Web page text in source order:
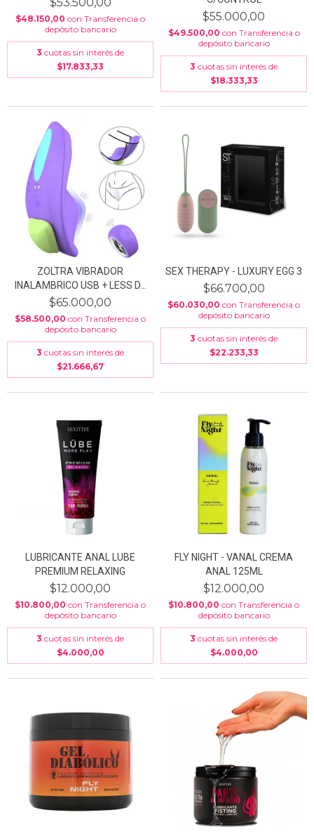
$53.500,00
$48.150,00 con Transferencia o
depósito bancario
3 cuotas sin interés de
$17.833,33
$55.000,00
$49.500,00 con Transferencia o
depósito bancario
3 cuotas sin interés de
$18.333,33
ZOLTRA VIBRADOR
INALAMBRICO USB + LESS D...
$65.000,00
$58.500,00 con Transferencia o
depósito bancario
3 cuotas sin interés de
$21.666,67
SEX THERAPY - LUXURY EGG 3
$66.700,00
$60.030,00 con Transferencia o
depósito bancario
3 cuotas sin interés de
$22.233,33
LUBRICANTE ANAL LUBE
PREMIUM RELAXING
$12.000,00
$10.800,00 con Transferencia o
depósito bancario
3 cuotas sin interés de
$4.000,00
FLY NIGHT - VANAL CREMA
ANAL 125ML
$12.000,00
$10.800,00 con Transferencia o
depósito bancario
3 cuotas sin interés de
$4.000,00